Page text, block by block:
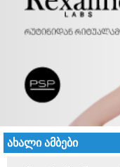
ახალი ამბები